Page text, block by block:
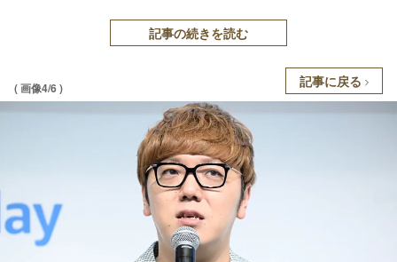
記事の続きを読む
( 画像4/6 ) 記事に戻る